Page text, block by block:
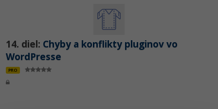
14. diel: Chyby a konflikty pluginov vo
WordPresse
PRO